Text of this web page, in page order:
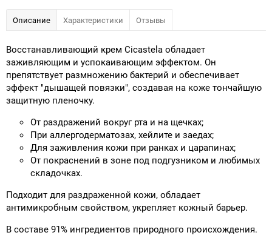
Описание Характеристики Отзывы
Восстанавливающий крем Cicastela обладает
заживляющим и успокаивающим эффектом. Он
препятствует размножению бактерий и обеспечивает
эффект "дышащей повязки", создавая на коже тончайшую
защитную пленочку.
От раздражений вокруг рта и на щечках;
При аллергодерматозах, хейлите и заедах;
Для заживления кожи при ранках и царапинах;
От покраснений в зоне под подгузником и любимых
складочках.
Подходит для раздраженной кожи, обладает
антимикробным свойством, укрепляет кожный барьер.
В составе 91% ингредиентов природного происхождения.